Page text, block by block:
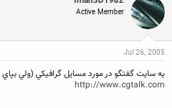
Active Member
Jul 26, 2005
يه سايت گفتگو در مورد مسايل گرافيكي (ولي بپاي majidonline نميرسه!)
http://www.cgtalk.com